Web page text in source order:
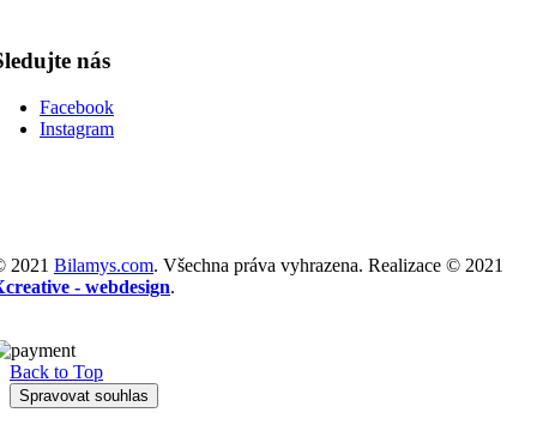
nás
Facebook
Instagram
2021 Bilamys.com. Všechna práva vyhrazena. Realizace © 2021
- webdesign.
Back to Top
Spravovat souhlas